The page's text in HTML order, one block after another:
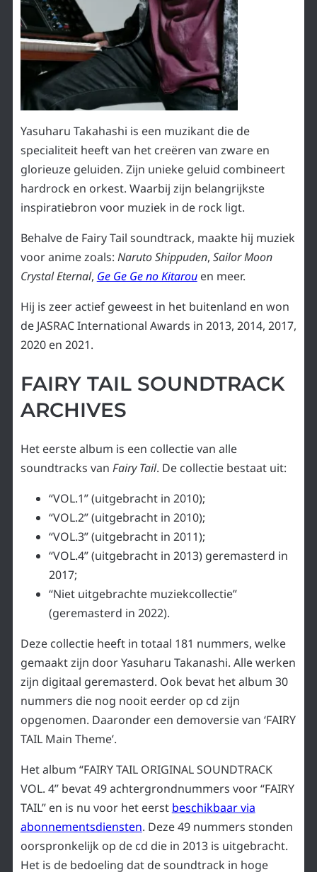
Yasuharu Takahashi is een muzikant die de
specialiteit heeft van het creëren van zware en
glorieuze geluiden. Zijn unieke geluid combineert
hardrock en orkest. Waarbij zijn belangrijkste
inspiratiebron voor muziek in de rock ligt.
Behalve de Fairy Tail soundtrack, maakte hij muziek
voor anime zoals: Naruto Shippuden, Sailor Moon
Crystal Eternal, Ge Ge Ge no Kitarouen meer.
Hij is zeer actief geweest in het buitenland en won
de JASRAC International Awards in 2013, 2014, 2017,
2020 en 2021.
FAIRY TAIL SOUNDTRACK
ARCHIVES
Het eerste album is een collectie van alle
soundtracks van Fairy Tail. De collectie bestaat uit:
“VOL.1” (uitgebracht in 2010);
“VOL.2” (uitgebracht in 2010);
“VOL.3” (uitgebracht in 2011);
“VOL.4” (uitgebracht in 2013) geremasterd in
2017;
“Niet uitgebrachte muziekcollectie”
(geremasterd in 2022).
Deze collectie heeft in totaal 181 nummers, welke
gemaakt zijn door Yasuharu Takanashi. Alle werken
zijn digitaal geremasterd. Ook bevat het album 30
nummers die nog nooit eerder op cd zijn
opgenomen. Daaronder een demoversie van ‘FAIRY
TAIL Main Theme’.
Het album “FAIRY TAIL ORIGINAL SOUNDTRACK
VOL. 4” bevat 49 achtergrondnummers voor “FAIRY
TAIL” en is nu voor het eerst beschikbaar via
abonnementsdiensten. Deze 49 nummers stonden
oorspronkelijk op de cd die in 2013 is uitgebracht.
Het is de bedoeling dat de soundtrack in hoge